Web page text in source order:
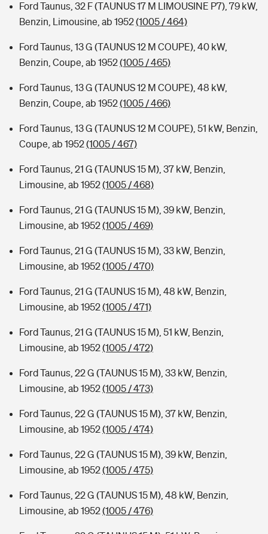
Ford Taunus, 32 F (TAUNUS 17 M LIMOUSINE P7), 79 kW,
Benzin, Limousine, ab 1952(1005 / 464)
Ford Taunus, 13 G (TAUNUS 12 M COUPE), 40 kW,
Benzin, Coupe, ab 1952(1005 / 465)
Ford Taunus, 13 G (TAUNUS 12 M COUPE), 48 kW,
Benzin, Coupe, ab 1952(1005 / 466)
Ford Taunus, 13 G (TAUNUS 12 M COUPE), 51 kW, Benzin,
Coupe, ab 1952(1005 / 467)
Ford Taunus, 21 G (TAUNUS 15 M), 37 kW, Benzin,
Limousine, ab 1952(1005 / 468)
Ford Taunus, 21 G (TAUNUS 15 M), 39 kW, Benzin,
Limousine, ab 1952(1005 / 469)
Ford Taunus, 21 G (TAUNUS 15 M), 33 kW, Benzin,
Limousine, ab 1952(1005 / 470)
Ford Taunus, 21 G (TAUNUS 15 M), 48 kW, Benzin,
Limousine, ab 1952(1005 / 471)
Ford Taunus, 21 G (TAUNUS 15 M), 51 kW, Benzin,
Limousine, ab 1952(1005 / 472)
Ford Taunus, 22 G (TAUNUS 15 M), 33 kW, Benzin,
Limousine, ab 1952(1005 / 473)
Ford Taunus, 22 G (TAUNUS 15 M), 37 kW, Benzin,
Limousine, ab 1952(1005 / 474)
Ford Taunus, 22 G (TAUNUS 15 M), 39 kW, Benzin,
Limousine, ab 1952(1005 / 475)
Ford Taunus, 22 G (TAUNUS 15 M), 48 kW, Benzin,
Limousine, ab 1952(1005 / 476)